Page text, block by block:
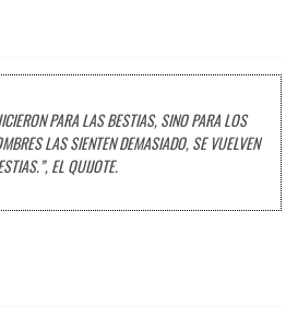
PARA LAS BESTIAS, SINO PARA LOS
LAS SIENTEN DEMASIADO, SE VUELVEN
EL QUIJOTE.